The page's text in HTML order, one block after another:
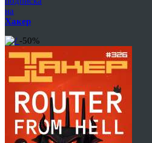
на
Хакер
-50%